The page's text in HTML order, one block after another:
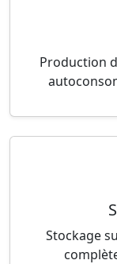
Production
Stockage